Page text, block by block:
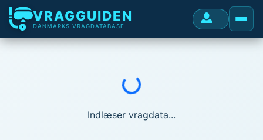
VRAGGUIDEN
DANMARKS VRAGDATABASE
Indlæser...
Indlæser vragdata...